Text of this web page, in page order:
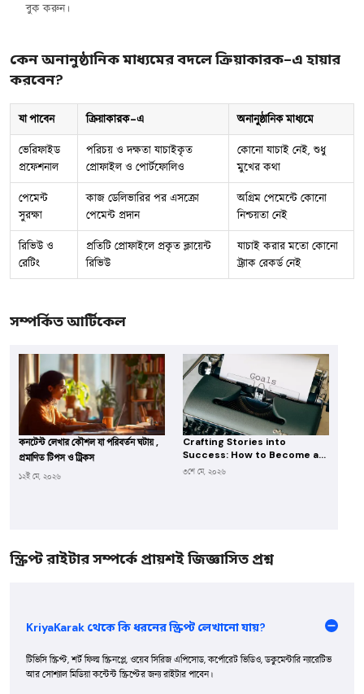
বুক করুন।
কেন অনানুষ্ঠানিক মাধ্যমের বদলে ক্রিয়াকারক-এ হায়ার
করবেন?
যা পাবেন ক্রিয়াকারক-এ অনানুষ্ঠানিক মাধ্যমে
ভেরিফাইড
প্রফেশনাল
পরিচয় ও দক্ষতা যাচাইকৃত
প্রোফাইল ও পোর্টফোলিও
কোনো যাচাই নেই, শুধু
মুখের কথা
পেমেন্ট
সুরক্ষা
কাজ ডেলিভারির পর এসক্রো
পেমেন্ট প্রদান
অগ্রিম পেমেন্টে কোনো
নিশ্চয়তা নেই
রিভিউ ও
রেটিং
প্রতিটি প্রোফাইলে প্রকৃত ক্লায়েন্ট
রিভিউ
যাচাই করার মতো কোনো
ট্র্যাক রেকর্ড নেই
সম্পর্কিত আর্টিকেল
কনটেন্ট লেখার কৌশল যা পরিবর্তন ঘটায় ,
প্রমাণিত টিপস ও ট্রিকস
১২ই মে, ২০২৬
Crafting Stories into
Success: How to Become a
Scriptwriter and Get Hired
৩শে মে, ২০২৬
স্ক্রিপ্ট রাইটার সম্পর্কে প্রায়শই জিজ্ঞাসিত প্রশ্ন
KriyaKarak থেকে কি ধরনের স্ক্রিপ্ট লেখানো যায়?
টিভিসি স্ক্রিপ্ট, শর্ট ফিল্ম স্ক্রিনপ্লে, ওয়েব সিরিজ এপিসোড, কর্পোরেট ভিডিও, ডকুমেন্টারি ন্যারেটিভ
আর সোশ্যাল মিডিয়া কন্টেন্ট স্ক্রিপ্টের জন্য রাইটার পাবেন।